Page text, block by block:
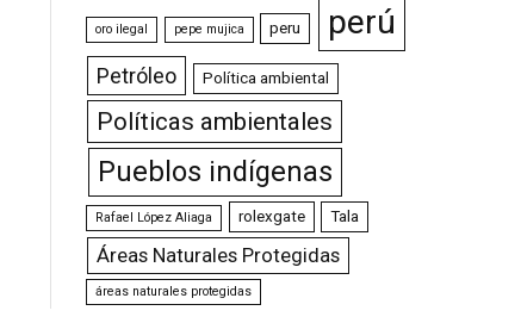
oro ilegal pepe mujica peru perú
Petróleo Política ambiental
Políticas ambientales
Pueblos indígenas
Rafael López Aliaga rolexgate Tala
Áreas Naturales Protegidas
áreas naturales protegidas